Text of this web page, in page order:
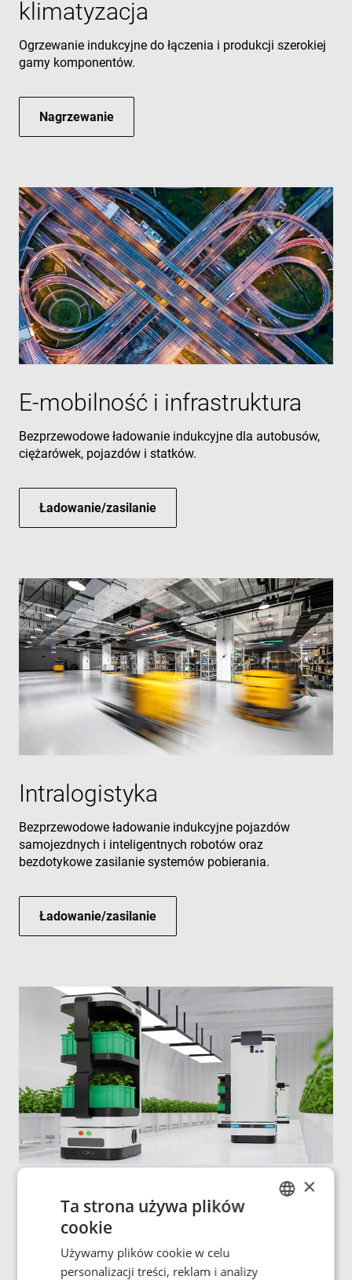
klimatyzacja
Ogrzewanie indukcyjne do łączenia i produkcji szerokiej
gamy komponentów.
Nagrzewanie
E-mobilność i infrastruktura
Bezprzewodowe ładowanie indukcyjne dla autobusów,
ciężarówek, pojazdów i statków.
Ładowanie/zasilanie
Intralogistyka
Bezprzewodowe ładowanie indukcyjne pojazdów
samojezdnych i inteligentnych robotów oraz
bezdotykowe zasilanie systemów pobierania.
Ładowanie/zasilanie
Obsługa materiałów
Indukcyjne przesyłanie energii i bezprzewodowe
ładowanie jednostek ruchomych w zakładach
produkcyjnych i magazynach.
×
Ta strona używa plików
cookie
Używamy plików cookie w celu
personalizacji treści, reklam i analizy